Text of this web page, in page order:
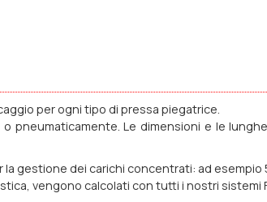
per ogni tipo di pressa piegatrice.
pneumaticamente. Le dimensioni e le
gestione dei carichi concentrati: ad esempio
vengono calcolati con tutti i nostri sistemi